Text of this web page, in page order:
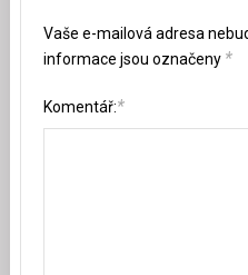
Vaše e-mailová adresa
informace jsou označeny *
Komentář:*